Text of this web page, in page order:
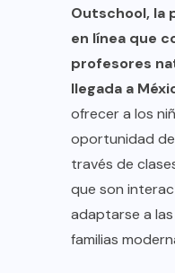
Outschool, la
en línea que
profesores
llegada a
ofrecer a los
oportunidad
través de
que son
adaptarse a
familias